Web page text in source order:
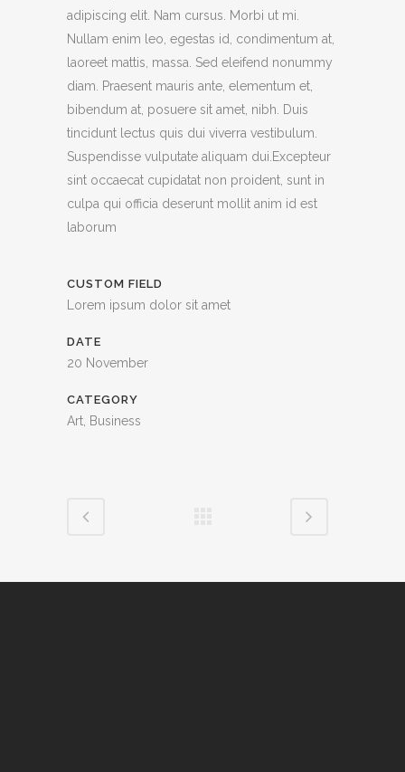
adipiscing elit. Nam cursus. Morbi ut mi.
Nullam enim leo, egestas id, condimentum at,
laoreet mattis, massa. Sed eleifend nonummy
diam. Praesent mauris ante, elementum et,
bibendum at, posuere sit amet, nibh. Duis
tincidunt lectus quis dui viverra vestibulum.
Suspendisse vulputate aliquam dui.Excepteur
sint occaecat cupidatat non proident, sunt in
culpa qui officia deserunt mollit anim id est
laborum
CUSTOM FIELD
Lorem ipsum dolor sit amet
DATE
20 November
CATEGORY
Art, Business